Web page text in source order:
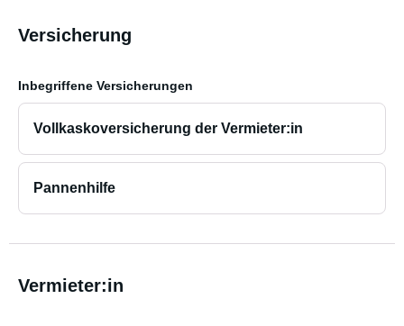
Versicherung
Inbegriffene Versicherungen
Vollkaskoversicherung der Vermieter:in
Pannenhilfe
Vermieter:in